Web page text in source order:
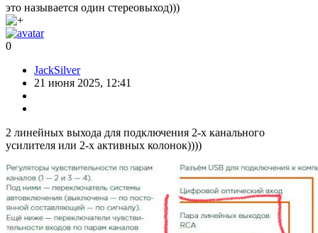
это называется один стереовыход)))
0
JackSilver
21 июня 2025, 12:41
2 линейных выхода для подключения 2-х канального
усилителя или 2-х активных колонок))))